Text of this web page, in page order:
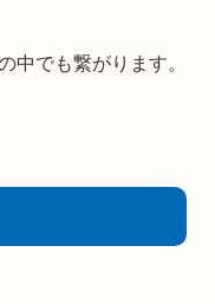
中でも繋がります。